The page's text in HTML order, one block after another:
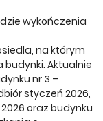
wykończenia
na którym
Aktualnie
nr 3 –
styczeń 2026,
oraz budynku